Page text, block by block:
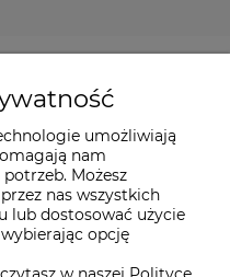
umożliwiają
nam
Możesz
nas wszystkich
lub dostosować użycie
opcję